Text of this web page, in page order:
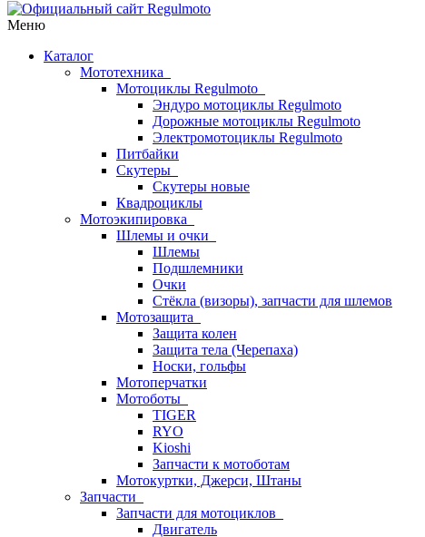
Меню
Каталог
Мототехника
Мотоциклы Regulmoto
Эндуро мотоциклы Regulmoto
Дорожные мотоциклы Regulmoto
Электромотоциклы Regulmoto
Питбайки
Скутеры
Скутеры новые
Квадроциклы
Мотоэкипировка
Шлемы и очки
Шлемы
Подшлемники
Очки
Стёкла (визоры), запчасти для шлемов
Мотозащита
Защита колен
Защита тела (Черепаха)
Носки, гольфы
Мотоперчатки
Мотоботы
TIGER
RYO
Kioshi
Запчасти к мотоботам
Мотокуртки, Джерси, Штаны
Запчасти
Запчасти для мотоциклов
Двигатель